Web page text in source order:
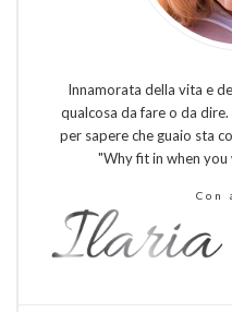
Innamorata della vita e
qualcosa da fare o da dire.
per sapere che guaio sta
"Why fit in when
Con